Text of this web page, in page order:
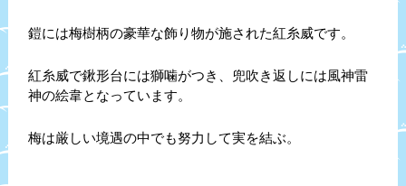
鎧には梅樹柄の豪華な飾り物が施された紅糸威です。
紅糸威で鍬形台には獅噛がつき、兜吹き返しには風神雷
神の絵韋となっています。
梅は厳しい境遇の中でも努力して実を結ぶ。